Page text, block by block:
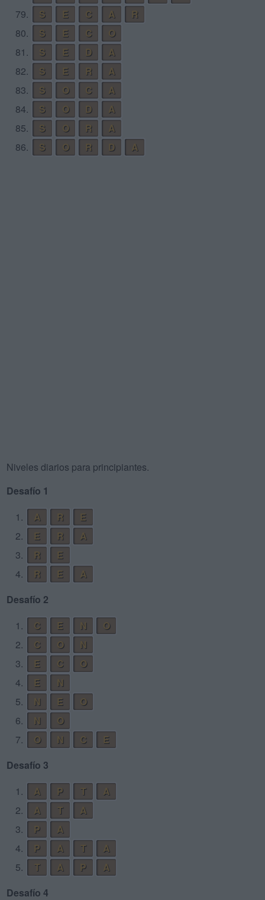
79.
S E C A
R
80.
S E C
O
81.
S E D
A
82.
S E R
A
83.
S O C
A
84.
S O D
A
85.
S O R
A
86.
S O R D A
Niveles diarios para principiantes.
Desafío 1
1.
A R
E
2.
E R
A
3.
R
E
4.
R E
A
Desafío 2
1.
C E N
O
2.
C O
N
3.
E C
O
4.
E
N
5.
N E
O
6.
N
O
7.
O N C
E
Desafío 3
1.
A P T
A
2.
A T
A
3.
P
A
4.
P A T
A
5.
T A P
A
Desafío 4